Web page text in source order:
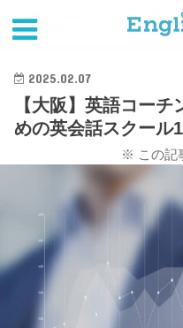
英会話スクール・英会話教室
【大阪】英語コーチングを受けられるおす
2025.02.07
【大阪】英語コー
めの英会話スクール
※ この記